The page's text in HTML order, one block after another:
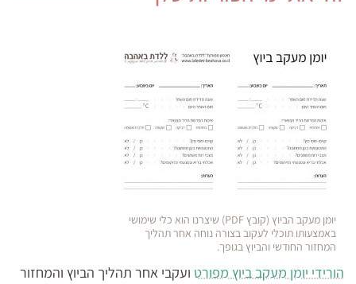
יומן מעקב הביוץ (קובץ PDF) שיצרנו הוא כלי שימושי
באמצעותו תוכלי לעקוב בצורה נוחה אחר תהליך
המחזור החודשי והביוץ בגופך.
הורידי יומן מעקב ביוץ מפורט ועקבי אחר תהליך הביוץ והמחזור